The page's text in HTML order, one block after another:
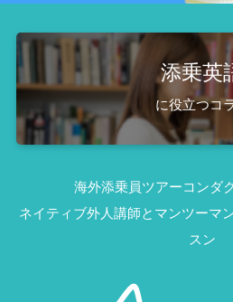
添乗英
に役立つコ
海外添乗員ツアーコンダ
ネイティブ外人講師とマンツーマ
スン